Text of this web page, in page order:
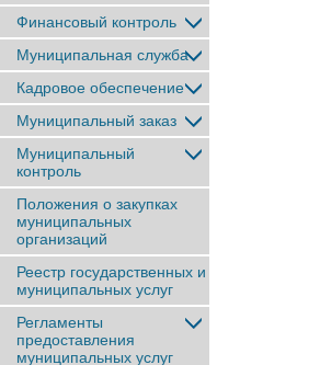
Финансовый контроль
Муниципальная служба
Кадровое обеспечение
Муниципальный заказ
Муниципальный
контроль
Положения о закупках
муниципальных
организаций
Реестр государственных и
муниципальных услуг
Регламенты
предоставления
муниципальных услуг